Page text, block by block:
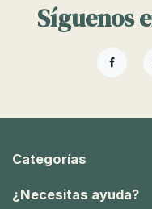
Síguenos
Categorías
¿Necesitas ayuda?